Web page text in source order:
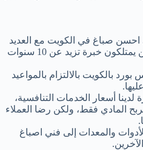
احسن صباغ في الكويت مع العديد
من العاملين الماهرين، الذين يمتلكون خبرة تزيد عن 10 سنوات
بالكويت بالالتزام بالمواعيد
لدينا أسعار الخدمات التنافسية،
المادي فقط، ولكن رضا العملاء
والمعدات إلى فني اصباغ